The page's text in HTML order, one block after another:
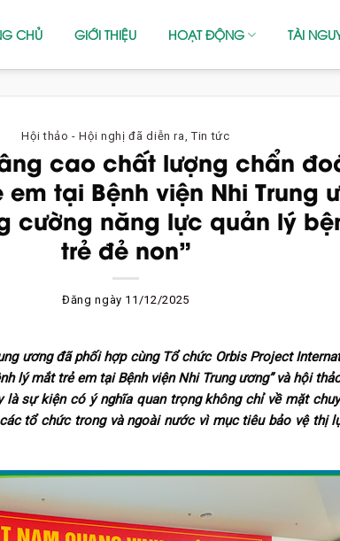
CHỦ GIỚI THIỆU HOẠT ĐỘNG TÀI
Hội thảo - Hội nghị đã diễn ra ,Tin tức
cao chất lượng chẩn
tại Bệnh viện Nhi Trung
cường năng lực quản lý
trẻ đẻ non”
Đăng ngày 11/12/2025
ương đã phối hợp cùng Tổ chức Orbis Project
lý mắt trẻ em tại Bệnh viện Nhi Trung ương” và hội
là sự kiện có ý nghĩa quan trọng không chỉ về mặt
tổ chức trong và ngoài nước vì mục tiêu bảo vệ thị